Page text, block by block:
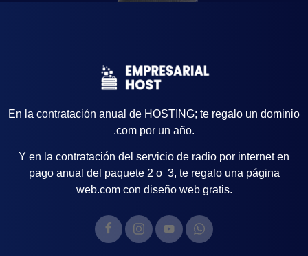
En la contratación anual de HOSTING; te regalo un dominio
.com por un año.
Y en la contratación del servicio de radio por internet en
pago anual del paquete 2 o 3, te regalo una página
web.com con diseño web gratis.